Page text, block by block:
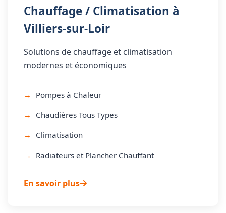
Chauffage / Climatisation à
Villiers-sur-Loir
Solutions de chauffage et climatisation
modernes et économiques
Pompes à Chaleur
Chaudières Tous Types
Climatisation
Radiateurs et Plancher Chauffant
En savoir plus